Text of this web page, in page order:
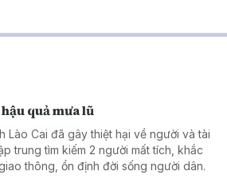
quả mưa lũ
Lào Cai đã gây thiệt hại về người và tài
trung tìm kiếm 2 người mất tích, khắc
thông, ổn định đời sống người dân.